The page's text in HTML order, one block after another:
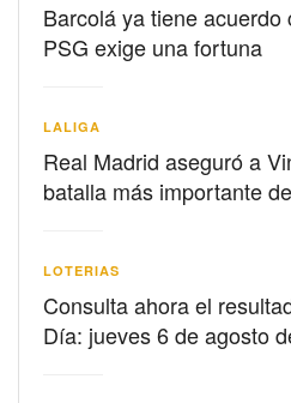
Barcolá ya tiene
PSG exige una fortuna
LALIGA
Real Madrid aseguró a
batalla más importante
LOTERIAS
Consulta ahora el
Día: jueves 6 de agosto